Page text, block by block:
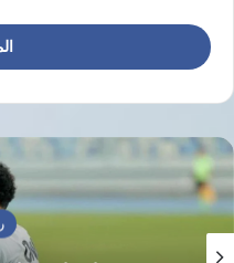
تلقى مركز طب الطوارئ
الصحة في ليبيا
متناثرة على الشاطئ،
الطبية المختصة
الأمواج إلى ساحل
بيان رسمي له أن